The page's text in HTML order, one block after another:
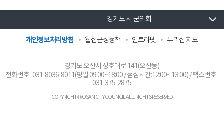
경기도 시·군의회
개인정보처리방침 웹접근성정책 인트라넷 누리집 지도
경기도 오산시 성호대로 141(오산동)
전화번호 :031-8036-8011(평일 09:00~18:00 / 점심시간:12:00~ 13:00) / 팩스번호 :
031-375-2875
COPYRIGHT © OSAN CITY COUNCIL ALL. RIGHTS RESERVED